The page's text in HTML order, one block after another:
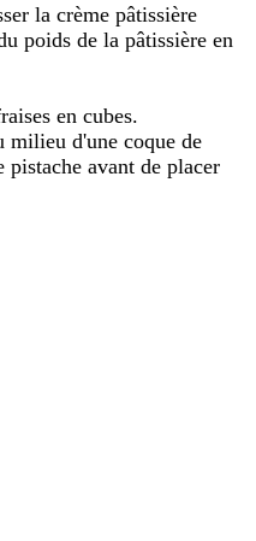
la crème pâtissière
poids de la pâtissière en
en cubes.
milieu d'une coque de
pistache avant de placer